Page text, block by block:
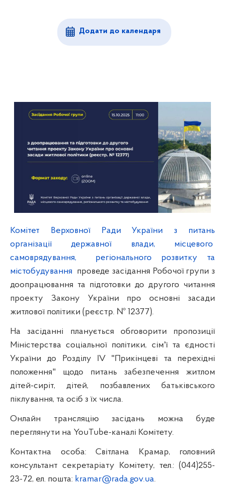
Додати до календаря
Комітет Верховної Ради України з питань
організації
державної влади,
місцевого
самоврядування,
регіонального розвитку та
містобудування проведе засідання Робочої групи з
доопрацювання та підготовки до другого читання
проекту Закону України про основні засади
житлової політики (реєстр. № 12377).
На засіданні планується обговорити пропозиції
Міністерства соціальної політики, сім'ї та єдності
України до Розділу ІV "Прикінцеві та перехідні
положення" щодо питань забезпечення житлом
дітей-сиріт, дітей, позбавлених батьківського
піклування, та осіб з їх числа.
Онлайн трансляцію засідань можна буде
переглянути на YouTube-каналі Комітету.
Контактна особа: Світлана Крамар, головний
консультант секретаріату Комітету, тел.: (044)255-
23-72, ел. пошта: kramar@rada.gov.ua.